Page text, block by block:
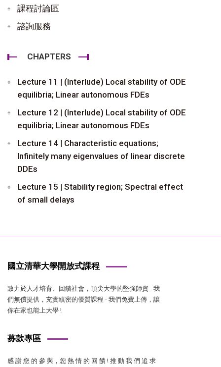
課程討論區
諮詢服務
CHAPTERS
Lecture 11 | (Interlude) Local stability of ODE
equilibria; Linear autonomous FDEs
Lecture 12 | (Interlude) Local stability of ODE
equilibria; Linear autonomous FDEs
Lecture 14 | Characteristic equations;
Infinitely many eigenvalues of linear discrete
DDEs
Lecture 15 | Stability region; Spectral effect
of small delays
國立清華大學開放式課程
致力於人才培育、回饋社會，頂尖大學的堅強師資 - 我
們無償提供，充實縝密的優質課程 - 我們免費上傳，讓
你在家也能上大學 !
募款專區
感 謝 您 的 參 與，您 熱 情 的 回 饋 ! 推 動 我 們 追 求